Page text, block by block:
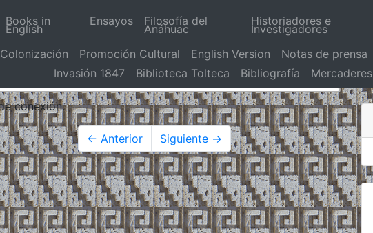
Books in
English
Ensayos Filosofía del
Anáhuac
Historiadores e
Investigadores
Colonización Promoción Cultural English Version Notas de prensa
Invasión 1847
Biblioteca Tolteca Bibliografía Mercaderes
conexión.
← Anterior Siguiente →